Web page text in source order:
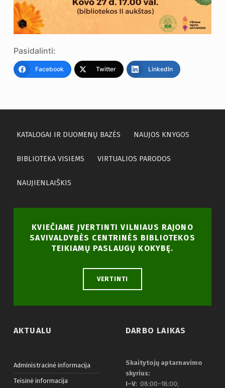
Pasidalinti:
Facebook Twitter LinkedIn
KATALOGAI IR DUOMENŲ BAZĖS NAUJOS KNYGOS
BIBLIOTEKA VISIEMS VIRTUALIOS PARODOS
NAUJIENLAIŠKIS
KVIEČIAME ĮVERTINTI VILNIAUS RAJONO
SAVIVALDYBĖS CENTRINĖS BIBLIOTEKOS
TEIKIAMŲ PASLAUGŲ KOKYBĘ.
VERTINTI
AKTUALU
Administracinė informacija
Teisinė informacija
DARBO LAIKAS
Skaitytojų aptarnavimo
skyrius:
I–V: 08:00–18:00;